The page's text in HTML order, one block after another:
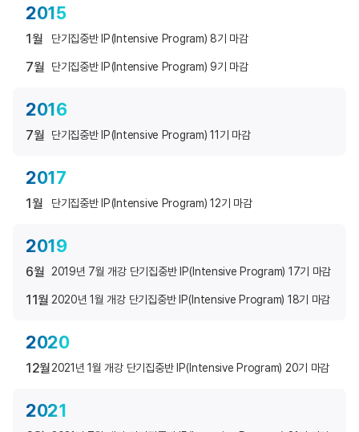
2015
1월 단기집중반 IP(Intensive Program) 8기 마감
7월 단기집중반 IP(Intensive Program) 9기 마감
2016
7월 단기집중반 IP(Intensive Program) 11기 마감
2017
1월 단기집중반 IP(Intensive Program) 12기 마감
2019
6월 2019년 7월 개강 단기집중반 IP(Intensive Program) 17기 마감
11월 2020년 1월 개강 단기집중반 IP(Intensive Program) 18기 마감
2020
12월2021년 1월 개강 단기집중반 IP(Intensive Program) 20기 마감
2021